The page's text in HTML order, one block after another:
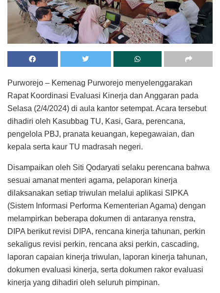
Purworejo – Kemenag Purworejo menyelenggarakan
Rapat Koordinasi Evaluasi Kinerja dan Anggaran pada
Selasa (2/4/2024) di aula kantor setempat. Acara tersebut
dihadiri oleh Kasubbag TU, Kasi, Gara, perencana,
pengelola PBJ, pranata keuangan, kepegawaian, dan
kepala serta kaur TU madrasah negeri.
Disampaikan oleh Siti Qodaryati selaku perencana bahwa
sesuai amanat menteri agama, pelaporan kinerja
dilaksanakan setiap triwulan melalui aplikasi SIPKA
(Sistem Informasi Performa Kementerian Agama) dengan
melampirkan beberapa dokumen di antaranya renstra,
DIPA berikut revisi DIPA, rencana kinerja tahunan, perkin
sekaligus revisi perkin, rencana aksi perkin, cascading,
laporan capaian kinerja triwulan, laporan kinerja tahunan,
dokumen evaluasi kinerja, serta dokumen rakor evaluasi
kinerja yang dihadiri oleh seluruh pimpinan.